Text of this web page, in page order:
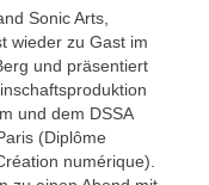
Sonic Arts,
wieder zu Gast im
und präsentiert
und dem DSSA
(Diplôme
numérique).